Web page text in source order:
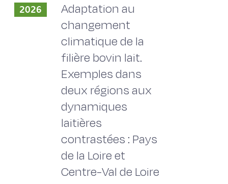
2026
Adaptation au
changement
climatique de la
filière bovin lait.
Exemples dans
deux régions aux
dynamiques
laitières
contrastées : Pays
de la Loire et
Centre-Val de Loire